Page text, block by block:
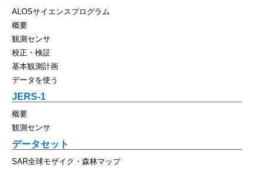
ALOSサイエンスプログラム
概要
観測センサ
校正・検証
基本観測計画
データを使う
JERS-1
概要
観測センサ
データセット
SAR全球モザイク・森林マップ